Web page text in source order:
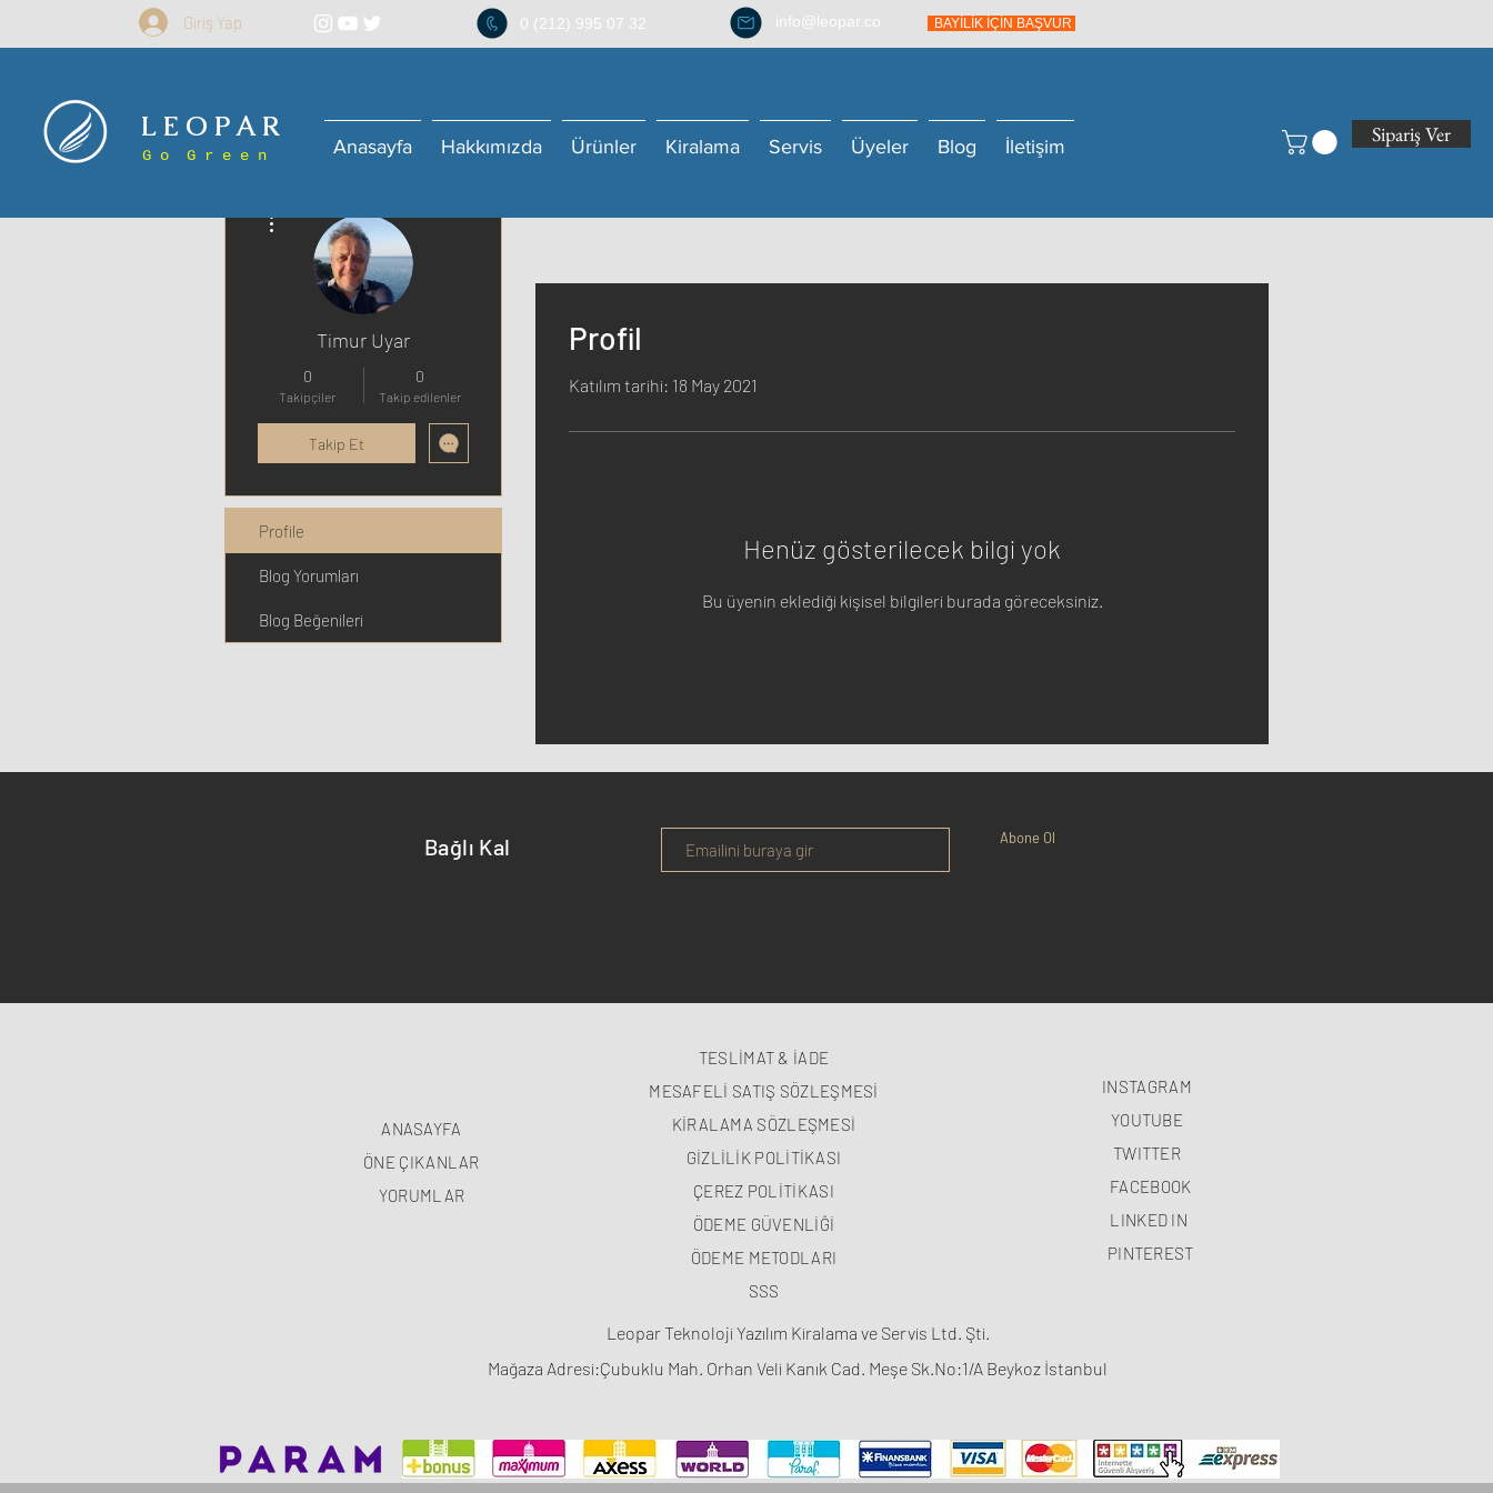
Giriş Yap 0 (212) 995 07 32 info@leopar.co BAYİLİK İÇİN BAŞVUR
L E O P A R
G o G r e e n Anasayfa Hakkımızda Ürünler Kiralama Servis Üyeler Blog İletişim Sipariş Ver
Profil
Katılım tarihi: 18 May 2021
Henüz gösterilecek bilgi yok
Bu üyenin eklediği kişisel bilgileri burada göreceksiniz.
Timur Uyar
0
Takipçiler
0
Takip edilenler
Takip Et
Profile
Blog Yorumları
Blog Beğenileri
Bağlı Kal Abone Ol
ANASAYFA
ÖNE ÇIKANLAR
YORUMLAR
TESLİMAT & İADE
MESAFELİ SATIŞ SÖZLEŞMESİ
KİRALAMA SÖZLEŞMESİ
GİZLİLİK POLİTİKASI
ÇEREZ POLİTİKASI
ÖDEME GÜVENLİĞİ
ÖDEME METODLARI
SSS
INSTAGRAM
YOUTUBE
TWITTER
FACEBOOK
LINKED IN
PINTEREST
Leopar Teknoloji Yazılım Kiralama ve Servis Ltd. Şti.
Mağaza Adresi:Çubuklu Mah. Orhan Veli Kanık Cad. Meşe Sk.No:1/A Beykoz İstanbul